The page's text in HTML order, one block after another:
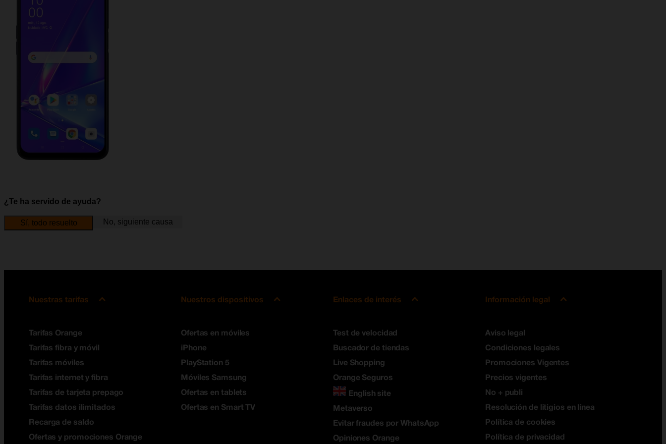
¿Te ha servido de ayuda?
Sí, todo resuelto No, siguiente causa
Nuestras tarifas
Tarifas Orange
Tarifas fibra y móvil
Tarifas móviles
Tarifas internet y fibra
Tarifas de tarjeta prepago
Tarifas datos ilimitados
Recarga de saldo
Ofertas y promociones Orange
Nuestros dispositivos
Ofertas en móviles
iPhone
PlayStation 5
Móviles Samsung
Ofertas en tablets
Ofertas en Smart TV
Enlaces de interés
Test de velocidad
Buscador de tiendas
Live Shopping
Orange Seguros
English site
Metaverso
Evitar fraudes por WhatsApp
Opiniones Orange
Información legal
Aviso legal
Condiciones legales
Promociones Vigentes
Precios vigentes
No + publi
Resolución de litigios en línea
Política de cookies
Política de privacidad